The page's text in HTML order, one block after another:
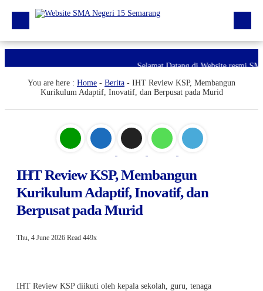
Berita
Unduhan
E-Pengaduan
Hubungi kami
Selamat Datang di Website resmi
You are here : Home - Berita - IHT Review KSP, Membangun
Kurikulum Adaptif, Inovatif, dan Berpusat pada Murid
IHT Review KSP, Membangun
Kurikulum Adaptif, Inovatif, dan
Berpusat pada Murid
Thu, 4 June 2026 Read 449x
IHT Review KSP diikuti oleh kepala sekolah, guru, tenaga